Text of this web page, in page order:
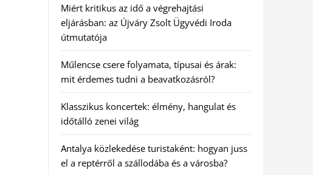
Miért kritikus az idő a végrehajtási
eljárásban: az Újváry Zsolt Ügyvédi Iroda
útmutatója
Műlencse csere folyamata, típusai és árak:
mit érdemes tudni a beavatkozásról?
Klasszikus koncertek: élmény, hangulat és
időtálló zenei világ
Antalya közlekedése turistaként: hogyan juss
el a reptérről a szállodába és a városba?